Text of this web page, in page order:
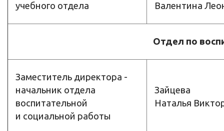
учебного отдела
Валентина
Отдел по
Заместитель директора -
начальник отдела
воспитательной
и социальной работы
Зайцева
Наталья